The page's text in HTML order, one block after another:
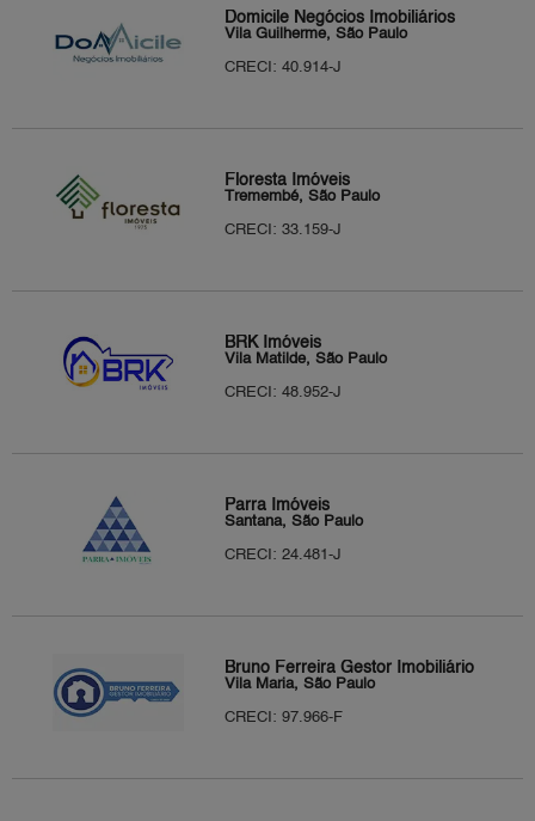
Domicile Negócios Imobiliários
Vila Guilherme, São Paulo
CRECI: 40.914-J
Floresta Imóveis
Tremembé, São Paulo
CRECI: 33.159-J
BRK Imóveis
Vila Matilde, São Paulo
CRECI: 48.952-J
Parra Imóveis
Santana, São Paulo
CRECI: 24.481-J
Bruno Ferreira Gestor Imobiliário
Vila Maria, São Paulo
CRECI: 97.966-F